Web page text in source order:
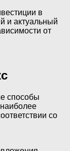
в
и актуальный
от
способы
со